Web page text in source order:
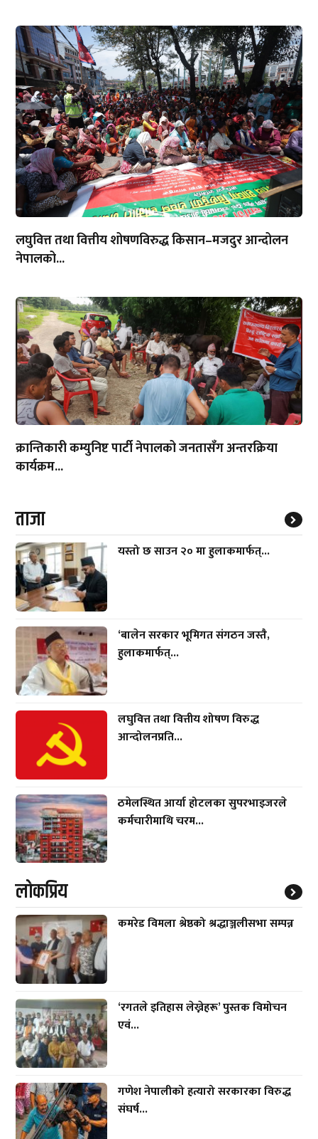
लघुवित्त तथा वित्तीय शोषणविरुद्ध किसान–मजदुर आन्दोलन
नेपालको...
क्रान्तिकारी कम्युनिष्ट पार्टी नेपालको जनतासँग अन्तरक्रिया
कार्यक्रम...
ताजा
यस्तो छ साउन २० मा हुलाकमार्फत्...
‘बालेन सरकार भूमिगत संगठन जस्तै,
हुलाकमार्फत्...
लघुवित्त तथा वित्तीय शोषण विरुद्ध
आन्दोलनप्रति...
ठमेलस्थित आर्या होटलका सुपरभाइजरले
कर्मचारीमाथि चरम...
लाेकप्रिय
कमरेड विमला श्रेष्ठको श्रद्धाञ्जलीसभा सम्पन्न
‘रगतले इतिहास लेख्नेहरू’ पुस्तक विमोचन
एवं...
गणेश नेपालीको हत्यारो सरकारका विरुद्ध
संघर्ष...